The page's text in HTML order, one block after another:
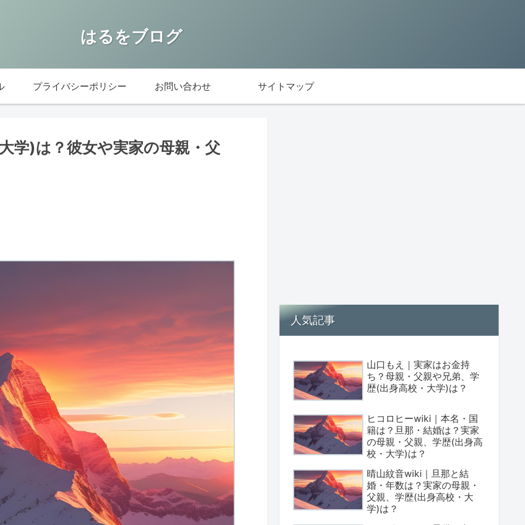
はるをブログ
プライバシーポリシー お問い合わせ サイトマップ
学)は？彼女や実家の母親・父
人気記事
山口もえ｜実家はお金持
ち？母親・父親や兄弟、学
歴(出身高校・大学)は？
ヒコロヒーwiki｜本名・国
籍は？旦那・結婚は？実家
の母親・父親、学歴(出身高
校・大学)は？
晴山紋音wiki｜旦那と結
婚・年数は？実家の母親・
父親、学歴(出身高校・大
学)は？